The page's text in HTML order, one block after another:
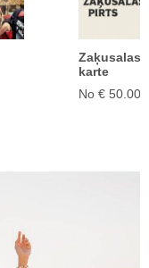
Zaķusalas
karte
No € 50.00